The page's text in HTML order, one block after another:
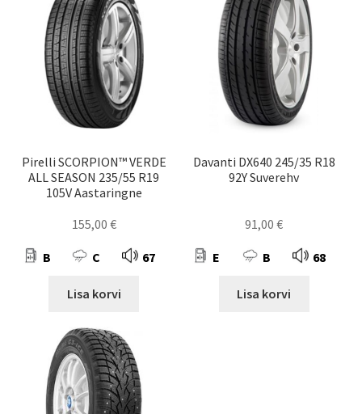
Pirelli SCORPION™ VERDE
ALL SEASON 235/55 R19
105V Aastaringne
155,00 €
B C 67
Lisa korvi
Davanti DX640 245/35 R18
92Y Suverehv
91,00€
E B 68
Lisa korvi